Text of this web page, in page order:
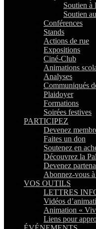
Soutien à
Soutien
Conférences
Stands
Actions de rue
Expositions
Ciné-Club
Animations
Analyses
Communiqués
Plaidoyer
Formations
Soirées festives
PARTICIPEZ
Devenez
Faites un don
Soutenez en
Découvrez la
Devenez
Abonnez-vous
VOS OUTILS
LETTRES
Vidéos
Animation «
Liens pour